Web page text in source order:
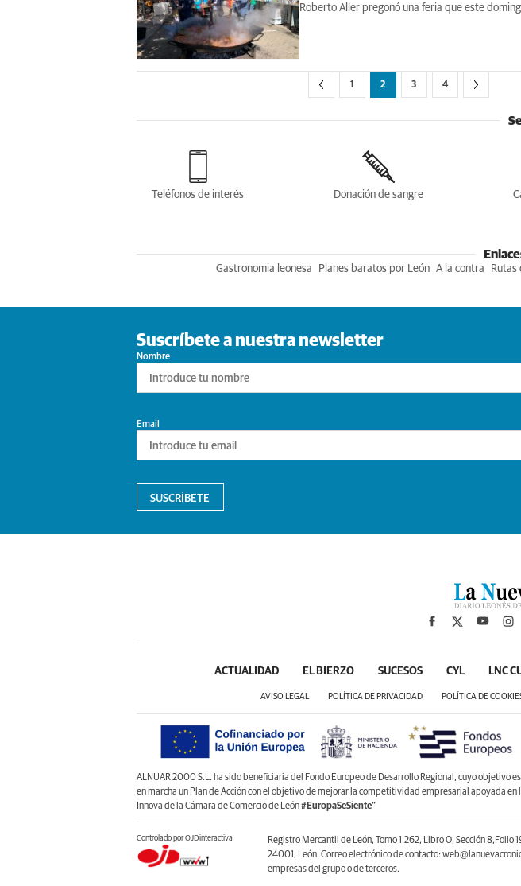
Roberto Aller pregonó una feria que este
1 2 3 4
Teléfonos de interés Donación de sangre
Gastronomia leonesa Planes baratos por León A la contra Rutas
Suscríbete a nuestra newsletter
Nombre
Email
SUSCRÍBETE
ACTUALIDAD EL BIERZO SUCESOS CYL LNC
AVISO LEGAL POLÍTICA DE PRIVACIDAD POLÍTICA DE
ALNUAR 2000 S.L. ha sido beneficiaria del Fondo Europeo de Desarrollo Regional, cuyo objetivo
en marcha un Plan de Acción con el objetivo de mejorar la competitividad empresarial apoyada
Innova de la Cámara de Comercio de León#EuropaSeSiente”
Controlado por OJDinteractiva
Registro Mercantil de León, Tomo 1.262, Libro O, Sección
24001, León. Correo electrónico de contacto:
empresas del grupo o de terceros.